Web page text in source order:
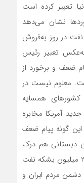
تعبیر کرده است
نشان می‌دهد
800 هزار بشکه نفت در روز به‌فروش
تعبیر رئیس
ضعف و برخورد از
معلوم نیست در
همسایه
آمریکا مخابره
گونه پیام ضعف
دبستانی هم درک
می کنند که لحاظ شدن فروش روزانه 2.3 میلیون بشکه نفت
دشمن مردم ایران و